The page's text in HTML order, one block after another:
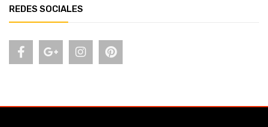
REDES SOCIALES